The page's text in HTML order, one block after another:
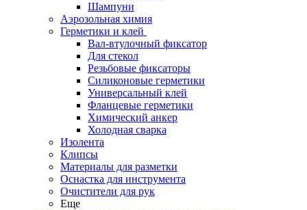
Шампуни
Аэрозольная химия
Герметики и клей
Вал-втулочный фиксатор
Для стекол
Резьбовые фиксаторы
Силиконовые герметики
Универсальный клей
Фланцевые герметики
Химический анкер
Холодная сварка
Изолента
Клипсы
Материалы для разметки
Оснастка для инструмента
Очистители для рук
Еще